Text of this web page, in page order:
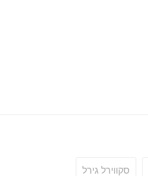
סקווירל גירל